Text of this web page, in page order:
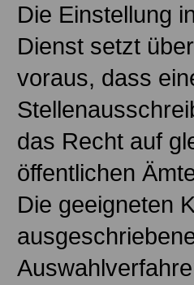
Die Einstellung
Dienst setzt
voraus, dass
das Recht auf
öffentlichen
Die geeigneten